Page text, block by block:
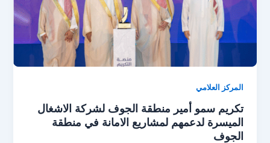
المركز العلامي
تكريم سمو ⁧أمير منطقة الجوف لشركة الاشغال
الميسرة لدعمهم لمشاريع الامانة في منطقة
الجوف